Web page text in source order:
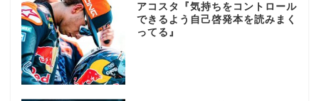
アコスタ『気持ちをコントロール
できるよう自己啓発本を読みまく
ってる』